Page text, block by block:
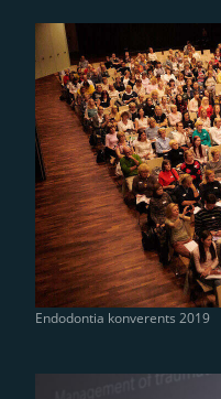
Endodontia konverents 2019